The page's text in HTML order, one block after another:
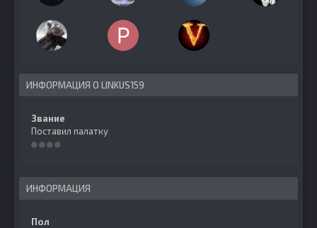
ИНФОРМАЦИЯ О LINKUS159
Звание
Поставил палатку
ИНФОРМАЦИЯ
Пол